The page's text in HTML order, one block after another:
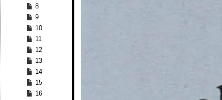
8
9
10
11
12
13
14
15
16